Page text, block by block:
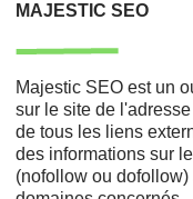
MAJESTIC SEO
Majestic SEO est un
sur le site de
de tous les liens
des informations sur
(nofollow ou